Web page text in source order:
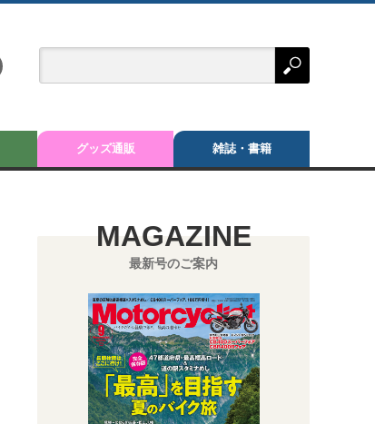
グッズ通販 雑誌・書籍
MAGAZINE
最新号のご案内